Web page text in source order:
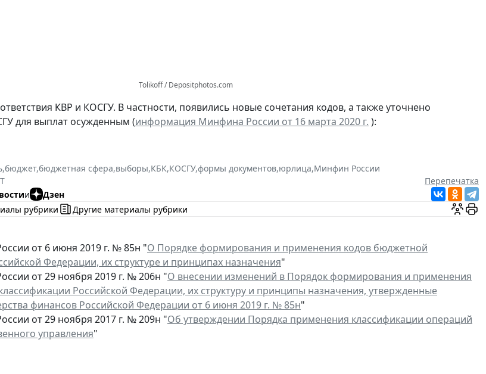
Tolikoff / Depositphotos.com
КВР и КОСГУ. В частности, появились новые сочетания кодов, а также уточнено
для выплат осужденным (информация Минфина России от 16 марта 2020 г. ):
,бюджет,бюджетная сфера,выборы,КБК,КОСГУ,формы документов,юрлица,Минфин России
Перепечатка
и
Дзен
рубрики
Другие материалы рубрики
от 6 июня 2019 г. № 85н "О Порядке формирования и применения кодов бюджетной
Федерации, их структуре и принципах назначения"
от 29 ноября 2019 г. № 206н "О внесении изменений в Порядок формирования и применения
Российской Федерации, их структуру и принципы назначения, утвержденные
финансов Российской Федерации от 6 июня 2019 г. № 85н"
от 29 ноября 2017 г. № 209н "Об утверждении Порядка применения классификации операций
управления"